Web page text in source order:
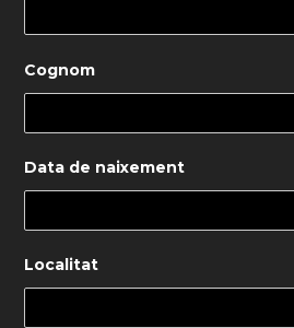
Cognom
Data de naixement
Localitat